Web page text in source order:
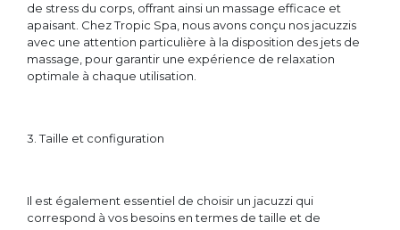
de stress du corps, offrant ainsi un massage efficace et
apaisant. Chez Tropic Spa, nous avons conçu nos jacuzzis
avec une attention particulière à la disposition des jets de
massage, pour garantir une expérience de relaxation
optimale à chaque utilisation.
3. Taille et configuration
Il est également essentiel de choisir un jacuzzi qui
correspond à vos besoins en termes de taille et de